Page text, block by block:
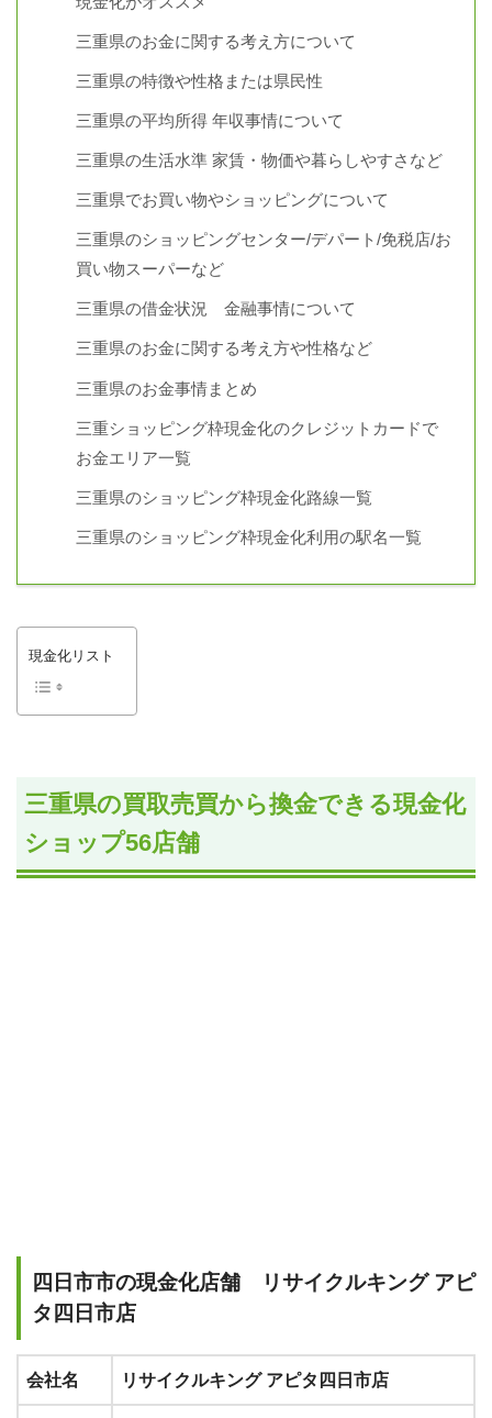
三重県のお金に関する考え方について
三重県の特徴や性格または県民性
三重県の平均所得 年収事情について
三重県の生活水準 家賃・物価や暮らしやすさなど
三重県でお買い物やショッピングについて
三重県のショッピングセンター/デパート/免税店/お
買い物スーパーなど
三重県の借金状況 金融事情について
三重県のお金に関する考え方や性格など
三重県のお金事情まとめ
三重ショッピング枠現金化のクレジットカードで
お金エリア一覧
三重県のショッピング枠現金化路線一覧
三重県のショッピング枠現金化利用の駅名一覧
現金化リスト
三重県の買取売買から換金できる現金化
ショップ56店舗
四日市市の現金化店舗 リサイクルキング アピ
タ四日市店
会社名 リサイクルキング アピタ四日市店